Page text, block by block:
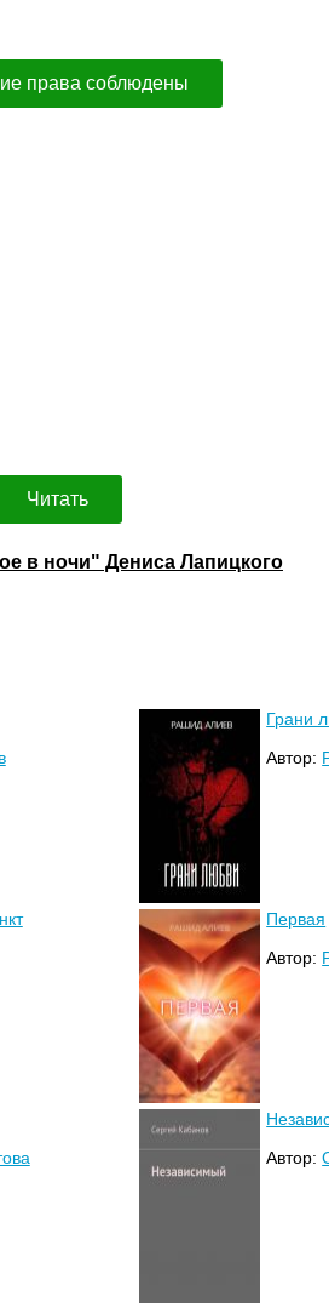
права соблюдены
Читать
в ночи" Дениса Лапицкого
Грани
Автор:
Первая
Автор:
Автор: